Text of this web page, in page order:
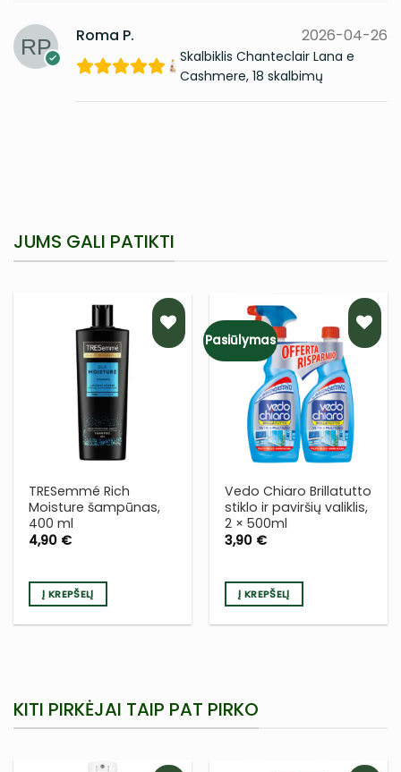
Roma P. 2026-04-26
Skalbiklis Chanteclair Lana e
Cashmere, 18 skalbimų
JUMS GALI PATIKTI
TRESemmé Rich
Moisture šampūnas,
400 ml
4,90 €
Į KREPŠELĮ
Pasiūlymas
PRIDĖTI
Į NORŲ
SĄRAŠĄ
Vedo Chiaro Brillatutto
stiklo ir paviršių valiklis,
2 × 500ml
3,90 €
Į KREPŠELĮ
KITI PIRKĖJAI TAIP PAT PIRKO